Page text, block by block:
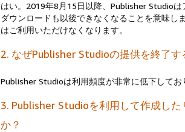
はい。2019年8月15日以降、Publisher Studio
ダウンロードも以後できなくなることを意味し
はご利用いただけなくなります。
2. なぜPublisher Studioの提供を終了す
Publisher Studioは利用頻度が非常に低下して
3. Publisher Studioを利用して作成し
か？